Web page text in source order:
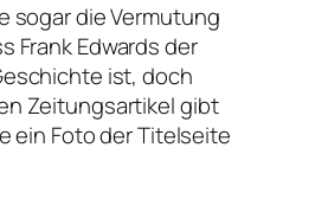
sogar die Vermutung
Frank Edwards der
ist, doch
Zeitungsartikel gibt
ein Foto der Titelseite